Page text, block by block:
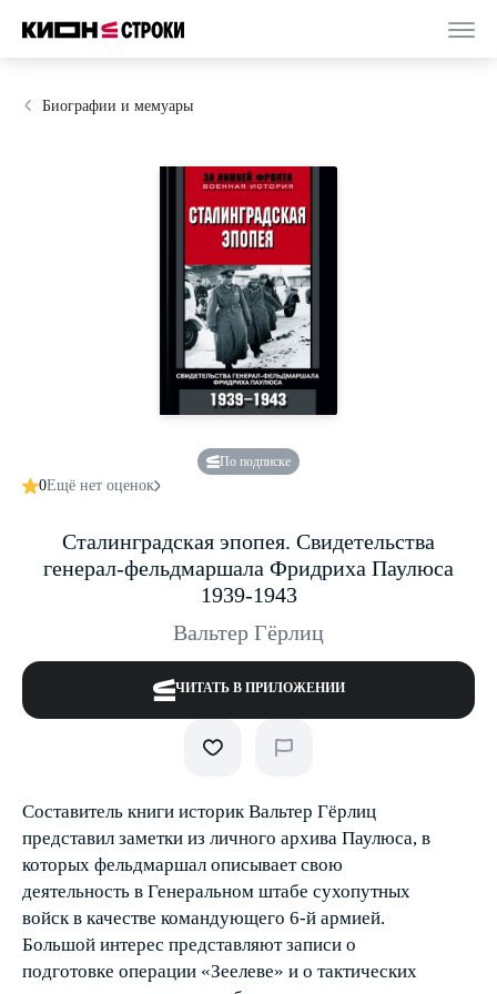
Биографии и мемуары
По подписке
0Ещё нет оценок
Сталинградская эпопея. Свидетельства
генерал-фельдмаршала Фридриха Паулюса
1939-1943
Вальтер Гёрлиц
ЧИТАТЬ В ПРИЛОЖЕНИИ
Составитель книги историк Вальтер Гёрлиц
представил заметки из личного архива Паулюса, в
которых фельдмаршал описывает свою
деятельность в Генеральном штабе сухопутных
войск в качестве командующего 6-й армией.
Большой интерес представляют записи о
подготовке операции «Зеелеве» и о тактических